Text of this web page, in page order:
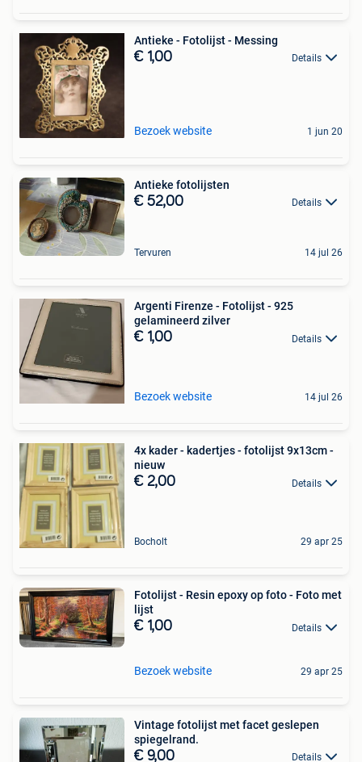
Antieke - Fotolijst - Messing
€ 1,00 Details
Bezoek website 1 jun 20
Antieke fotolijsten
€ 52,00 Details
Tervuren 14 jul 26
Argenti Firenze - Fotolijst - 925
gelamineerd zilver
€ 1,00 Details
Bezoek website 14 jul 26
4x kader - kadertjes - fotolijst 9x13cm -
nieuw
€ 2,00 Details
Bocholt 29 apr 25
Fotolijst - Resin epoxy op foto - Foto met
lijst
€ 1,00 Details
Bezoek website 29 apr 25
Vintage fotolijst met facet geslepen
spiegelrand.
€ 9,00 Details